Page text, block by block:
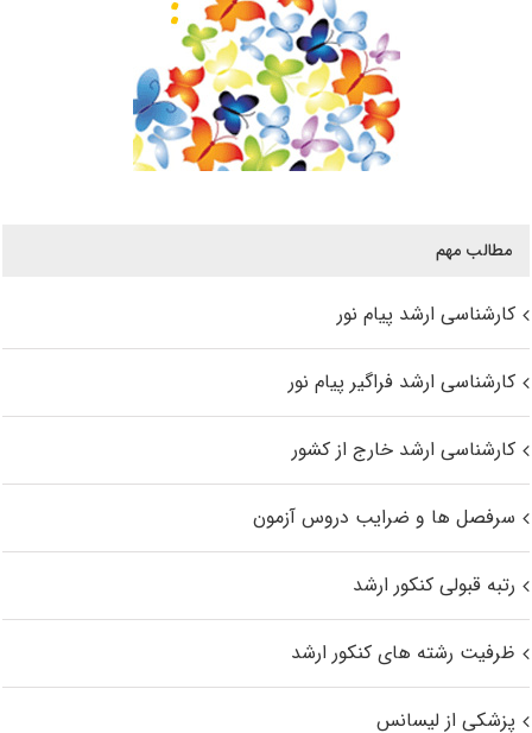
مطالب مهم
کارشناسی ارشد پیام نور
کارشناسی ارشد فراگیر پیام نور
کارشناسی ارشد خارج از کشور
سرفصل ها و ضرایب دروس آزمون
رتبه قبولی کنکور ارشد
ظرفیت رشته های کنکور ارشد
پزشکی از لیسانس